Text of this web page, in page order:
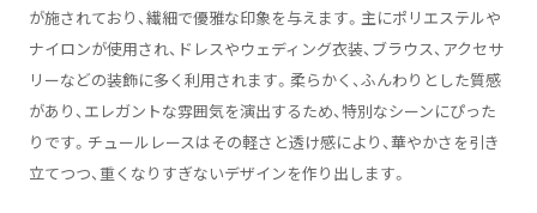
が施されており、繊細で優雅な印象を与えます。主にポリエステルや
ナイロンが使用され、ドレスやウェディング衣装、ブラウス、アクセサ
リーなどの装飾に多く利用されます。柔らかく、ふんわりとした質感
があり、エレガントな雰囲気を演出するため、特別なシーンにぴった
りです。チュールレースはその軽さと透け感により、華やかさを引き
立てつつ、重くなりすぎないデザインを作り出します。